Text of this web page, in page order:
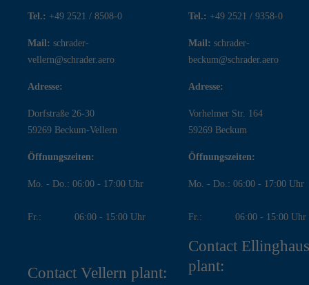
Tel.: +49 2521 / 8508-0
Mail: schrader-
vellern@schrader.aero
Adresse:
Dorfstraße 26-30
59269 Beckum-Vellern
Öffnungszeiten:
Mo. - Do.: 06:00 - 17:00 Uhr
Fr.: 06:00 - 15:00 Uhr
Contact Vellern plant:
Tel.: +49 2521 / 9358-0
Mail: schrader-
beckum@schrader.aero
Adresse:
Vorhelmer Str. 164
59269 Beckum
Öffnungszeiten:
Mo. - Do.: 06:00 - 17:00 Uhr
Fr.: 06:00 - 15:00 Uhr
Contact Ellinghaus
plant: